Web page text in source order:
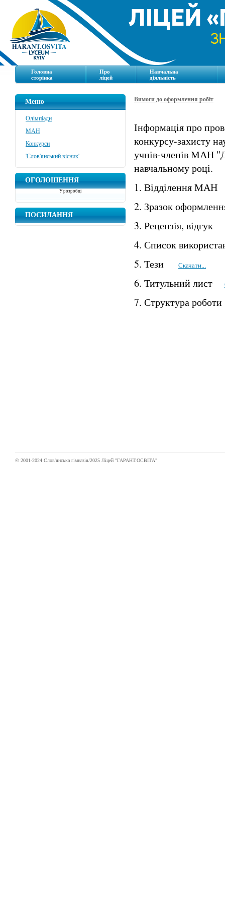
Головна
сторінка
Про
ліцей
Навчальна
діяльність
Меню
Олімпіади
МАН
Конкурси
'Слов'янський вісник'
ОГОЛОШЕННЯ
У розробці
ПОСИЛАННЯ
Вимоги до оформлення робіт
Інформація про
конкурсу-захисту
учнів-членів МАН
навчальному році.
1. Відділення
2. Зразок
3. Рецензія,
4. Список
5. Тези
Скачати...
6. Титульний лист
7. Структура
© 2001-2024 Слов'янська гімназія/2025 Ліцей "ГАРАНТ.ОСВІТА"